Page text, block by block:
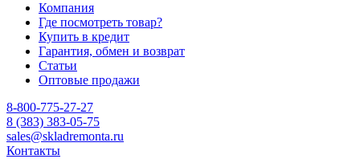
Компания
Где посмотреть товар?
Купить в кредит
Гарантия, обмен и возврат
Статьи
Оптовые продажи
8-800-775-27-27
8 (383) 383-05-75
sales@skladremonta.ru
Контакты